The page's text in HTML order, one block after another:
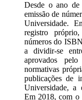
Desde o ano
emissão de
Universidade.
registro
números do
a dividir-se
aprovados
normativas
publicações de
Universidade, a
Em 2018, com o